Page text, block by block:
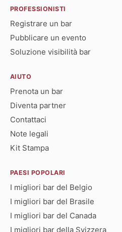
PROFESSIONISTI
Registrare un bar
Pubblicare un evento
Soluzione visibilità bar
AIUTO
Prenota un bar
Diventa partner
Contattaci
Note legali
Kit Stampa
PAESI POPOLARI
I migliori bar del Belgio
I migliori bar del Brasile
I migliori bar del Canada
I migliori bar della Svizzera